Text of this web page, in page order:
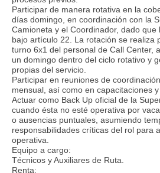
Participar de manera rotativa en la
días domingo, en coordinación con la
Camioneta y el Coordinador, dado que
bajo artículo 22. La rotación se realiza
turno 6x1 del personal de Call Center,
un domingo dentro del ciclo rotativo y
propias del servicio.
Participar en reuniones de
mensual, así como en capacitaciones y
Actuar como Back Up oficial de la
cuando ésta no esté operativa por
o ausencias puntuales, asumiendo
responsabilidades críticas del rol para
operativa.
Equipo a cargo:
Técnicos y Auxiliares de Ruta.
Renta: